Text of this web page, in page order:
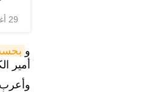
29 أغسطس 2019, 13:20 GMT
و
أمير